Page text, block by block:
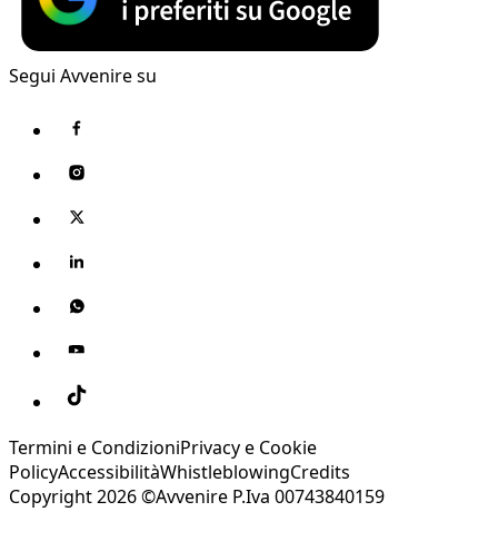
Segui Avvenire su
Termini e CondizioniPrivacy e Cookie
PolicyAccessibilitàWhistleblowingCredits
Copyright 2026 ©Avvenire P.Iva 00743840159